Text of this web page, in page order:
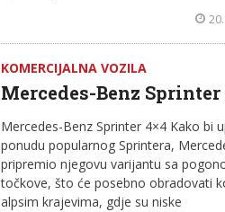
KOMERCIJALNA VOZILA
Mercedes-Benz Sprinter
Mercedes-Benz Sprinter 4×4 Kako bi
ponudu popularnog Sprintera,
pripremio njegovu varijantu sa
točkove, što će posebno obradovati
alpsim krajevima, gdje su niske